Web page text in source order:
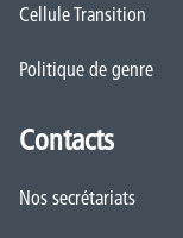
Cellule Transition
Politique de genre
Contacts
Nos secrétariats